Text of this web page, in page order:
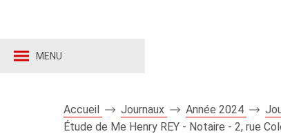
MENU
Accueil Journaux Année 2024
Étude de Me Henry REY - Notaire - 2, rue